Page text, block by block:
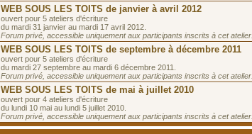
WEB SOUS LES TOITS de janvier à avril 2012
ouvert pour 5 ateliers d'écriture
du mardi 31 janvier au mardi 17 avril 2012.
Forum privé, accessible uniquement aux participants inscrits à cet atelier.
WEB SOUS LES TOITS de septembre à décembre 2011
ouvert pour 5 ateliers d'écriture
du mardi 27 septembre au mardi 6 décembre 2011.
Forum privé, accessible uniquement aux participants inscrits à cet atelier.
WEB SOUS LES TOITS de mai à juillet 2010
ouvert pour 4 ateliers d'écriture
du lundi 10 mai au lundi 5 juillet 2010.
Forum privé, accessible uniquement aux participants inscrits à cet atelier.